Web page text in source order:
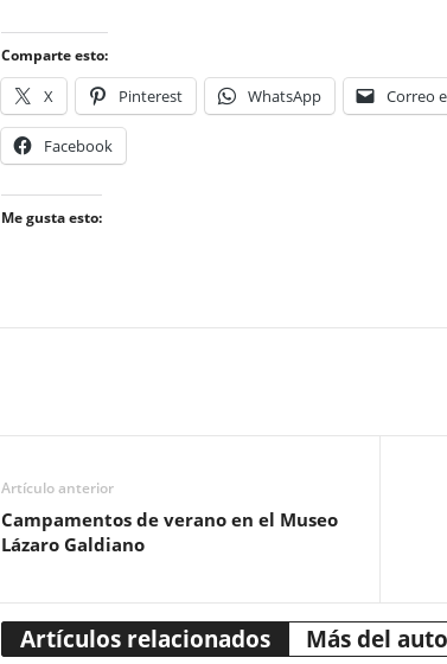
Comparte esto:
X Pinterest WhatsApp Correo
Facebook
Me gusta esto:
Artículo anterior
Campamentos de verano en el Museo
Lázaro Galdiano
Artículos relacionados Más del